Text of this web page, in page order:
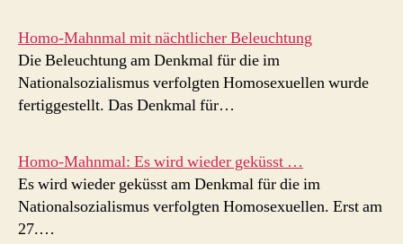
Homo-Mahnmal mit nächtlicher Beleuchtung
Die Beleuchtung am Denkmal für die im
Nationalsozialismus verfolgten Homosexuellen wurde
fertiggestellt. Das Denkmal für…
Homo-Mahnmal: Es wird wieder geküsst …
Es wird wieder geküsst am Denkmal für die im
Nationalsozialismus verfolgten Homosexuellen. Erst am
27.…